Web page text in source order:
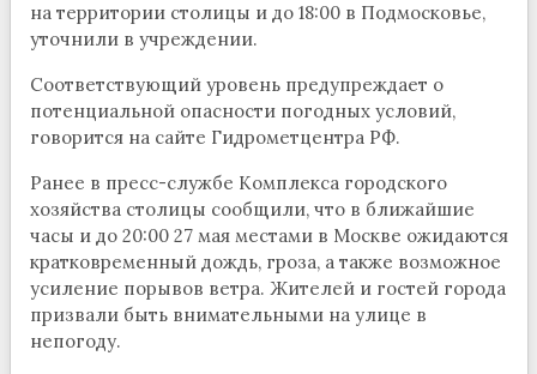
на территории столицы и до 18:00 в Подмосковье,
уточнили в учреждении.
Соответствующий уровень предупреждает о
потенциальной опасности погодных условий,
говорится на сайте Гидрометцентра РФ.
Ранее в пресс-службе Комплекса городского
хозяйства столицы сообщили, что в ближайшие
часы и до 20:00 27 мая местами в Москве ожидаются
кратковременный дождь, гроза, а также возможное
усиление порывов ветра. Жителей и гостей города
призвали быть внимательными на улице в
непогоду.